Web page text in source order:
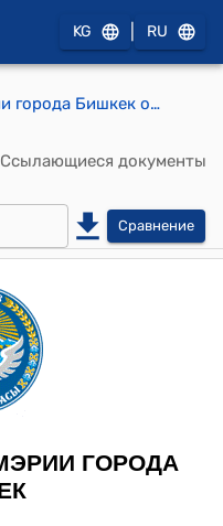
KG RU
Постановление мэрии города Бишкек от 5 июля 2024 года № 1-НПА "О ведомственной форме одежды и знаках различия сотрудников Муниципальной инспекции мэрии города Бишкек"
Ссылающиеся документы
Сравнение